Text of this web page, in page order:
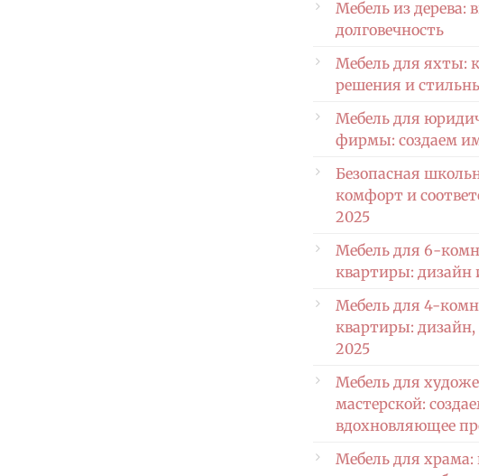
Мебель из дерева:
долговечность
Мебель для яхты:
решения и
Мебель для
фирмы: создаем
Безопасная
комфорт и
2025
Мебель для 6-
квартиры: дизайн
Мебель для 4-
квартиры:
2025
Мебель для
мастерской:
вдохновляющее
Мебель для храма: